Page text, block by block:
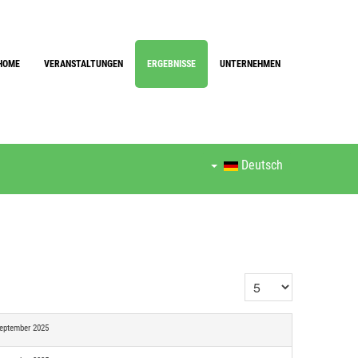
VERANSTALTUNGEN ERGEBNISSE UNTERNEHMEN
Deutsch
Anzeige #
2025